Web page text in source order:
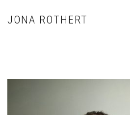
JONA ROTHERT